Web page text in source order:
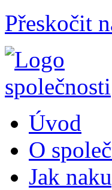
Přeskočit
Úvod
O
Jak